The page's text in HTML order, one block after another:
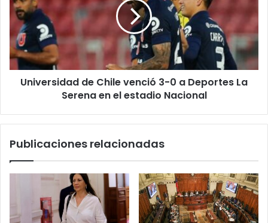
venció
3-
0
Deportes
La
Serena
Universidad de Chile venció 3-0 a Deportes La
Serena en el estadio Nacional
Publicaciones relacionadas